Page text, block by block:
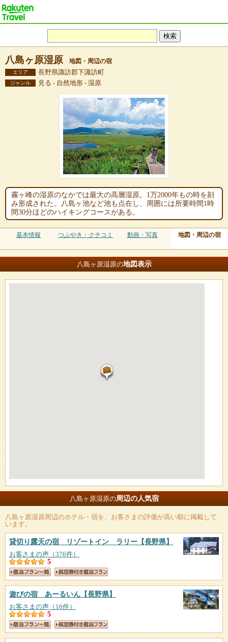
八島ヶ原湿原 地図・周辺の宿
エリア 長野県諏訪郡下諏訪町
ジャンル 見る - 自然地形 - 湿原
霧ヶ峰の湿原のなかでは最大の高層湿原。1万2000年もの時を刻
み形成された。八島ヶ池など池も点在し、周囲には所要時間1時
間30分ほどのハイキングコースがある。
基本情報 つぶやき・クチコミ 動画・写真 地図・周辺の宿
八島ヶ原湿原の地図表示
八島ヶ原湿原の周辺の人気宿
八島ヶ原湿原周辺のホテル・宿を、お客さまの評価が高い順に掲載して
います。
貸切り露天の宿 リゾートイン ラリー 【長野県】
お客さまの声（376件）
5
遊びの宿 あーるいん 【長野県】
お客さまの声（16件）
5